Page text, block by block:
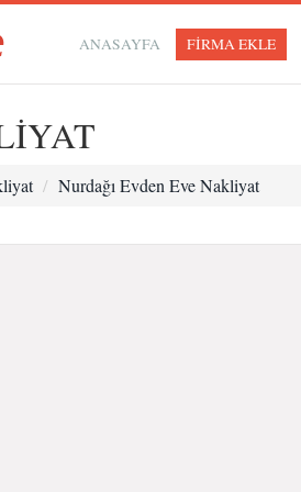
ANASAYFA FİRMA EKLE
Nurdağı Evden Eve Nakliyat